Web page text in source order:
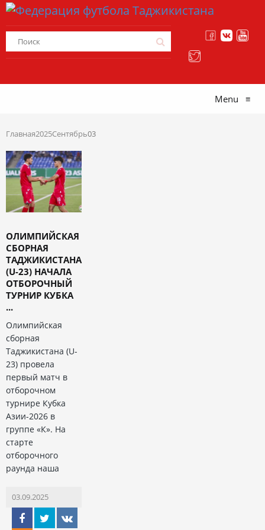
Menu ≡
Главная2025Сентябрь03
ОЛИМПИЙСКАЯ
СБОРНАЯ
ТАДЖИКИСТАНА
(U-23) НАЧАЛА
ОТБОРОЧНЫЙ
ТУРНИР КУБКА
...
Олимпийская
сборная
Таджикистана (U-
23) провела
первый матч в
отборочном
турнире Кубка
Азии-2026 в
группе «К». На
старте
отборочного
раунда наша
03.09.2025